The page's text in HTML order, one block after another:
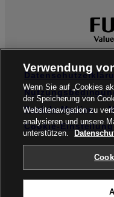
Soziale Medien
Cookie-
Verwendung
Wenn Sie auf „Cookies
der Speicherung von
Websitenavigation zu
analysieren und unsere
unterstützen.